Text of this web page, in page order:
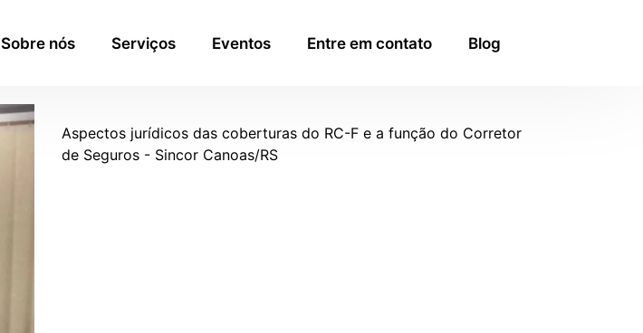
Sobre nós Serviços Eventos Entre em contato Blog
Aspectos jurídicos das coberturas do RC-F e a função do Corretor
de Seguros - Sincor Canoas/RS